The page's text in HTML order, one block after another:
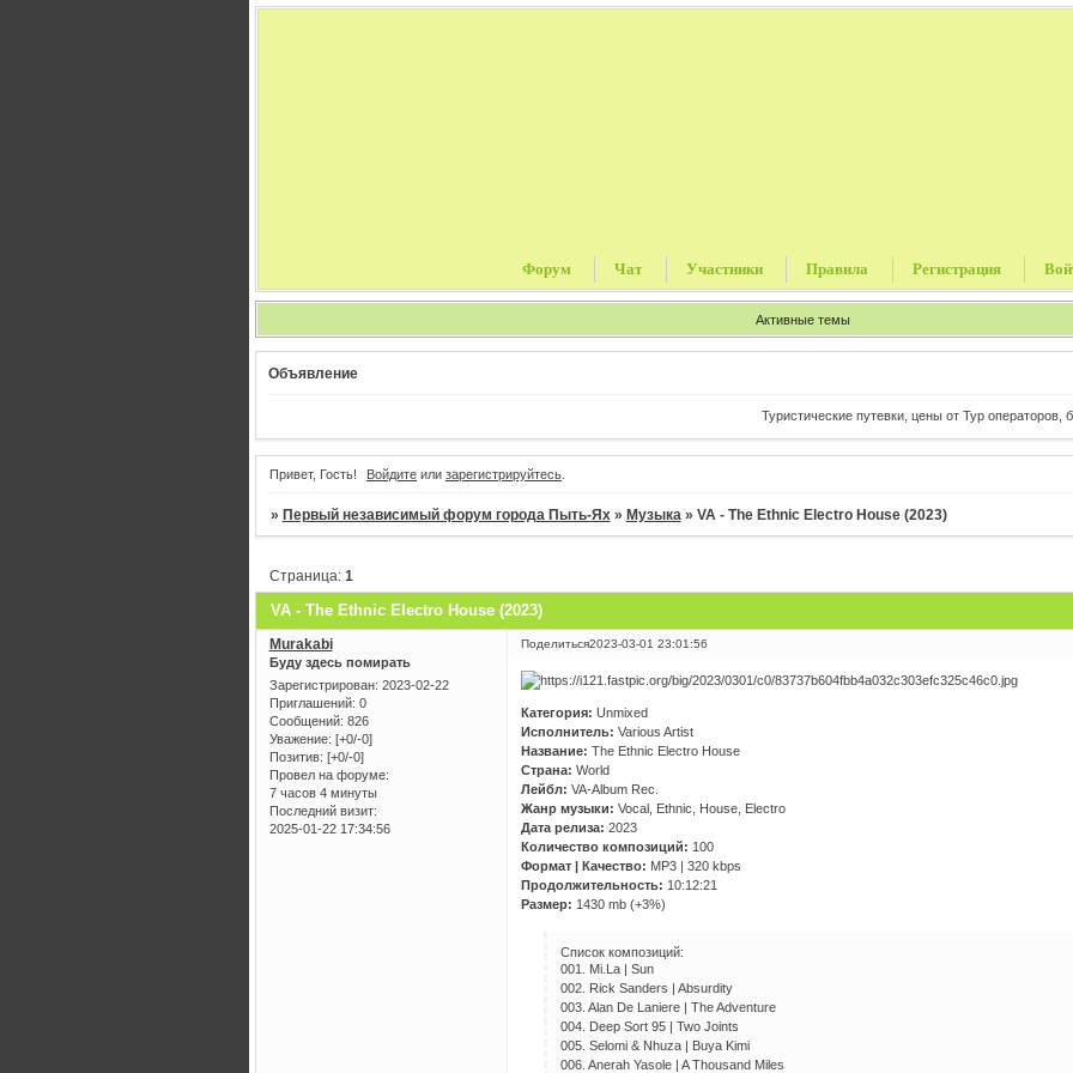
Форум Чат Участники Правила Регистрация
Активные темы
Объявление
Туристические путевки, цены от Тур операторов, без
Привет, Гость! Войдите или зарегистрируйтесь
» Первый независимый форум города Пыть-Ях » Музыка » VA - The Ethnic Electro House (2023)
VA - The Ethnic Electro House (2023)
Страница: 1
Поделиться2023-03-01 23:01:56
Murakabi
Буду здесь помирать
Зарегистрирован: 2023-02-22
Приглашений: 0
Сообщений: 826
Уважение: [+0/-0]
Позитив: [+0/-0]
Провел на форуме:
7 часов 4 минуты
Последний визит:
2025-01-22 17:34:56
Категория: Unmixed
Исполнитель: Various Artist
Название: The Ethnic Electro House
Страна: World
Лейбл: VA-Album Rec.
Жанр музыки: Vocal, Ethnic, House, Electro
Дата релиза: 2023
Количество композиций: 100
Формат | Качество: MP3 | 320 kbps
Продолжительность: 10:12:21
Размер: 1430 mb (+3%)
Список композиций:
001. Mi.La | Sun
002. Rick Sanders | Absurdity
003. Alan De Laniere | The Adventure
004. Deep Sort 95 | Two Joints
005. Selomi & Nhuza | Buya Kimi
006. Anerah Yasole | A Thousand Miles